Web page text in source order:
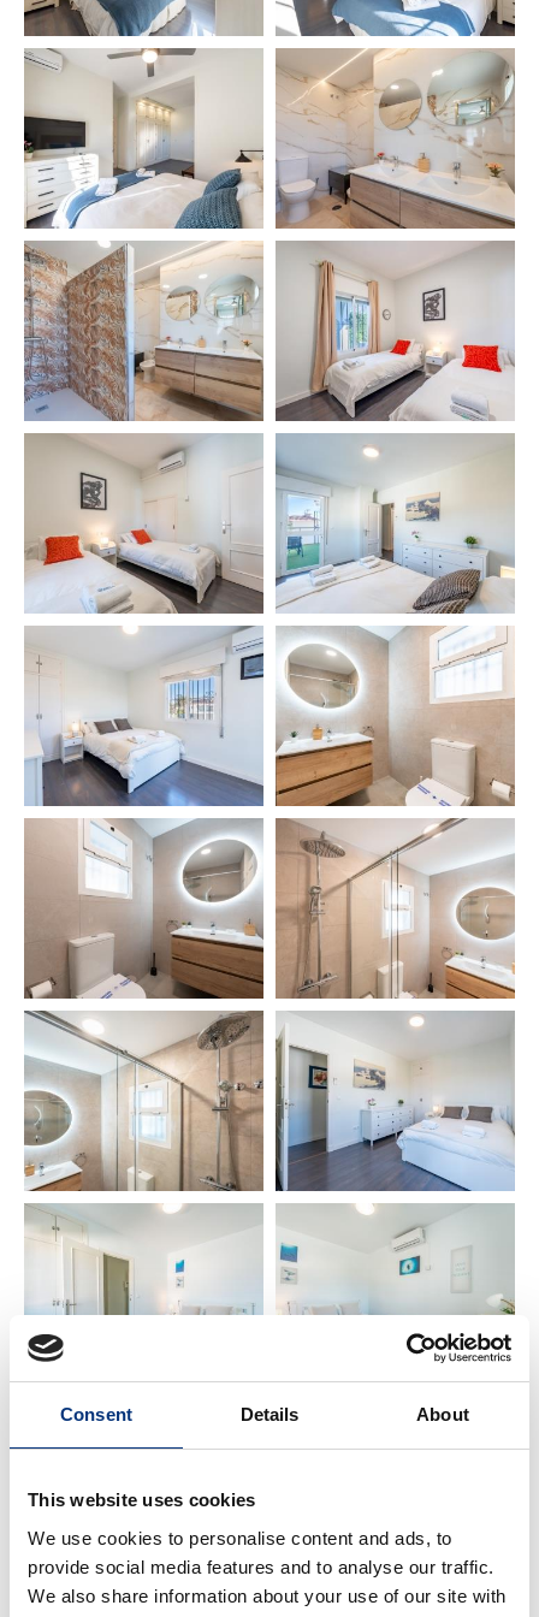
Consent Details About
This website uses cookies
We use cookies to personalise content and ads, to
provide social media features and to analyse our traffic.
We also share information about your use of our site with
– 🛌 Habitación 5: Cama doble (150 x 200 cm)
– 🛌 Habitación 6: Cama doble (150 x 200 cm)
– 🚿 Baño 4: Tocador y plato de ducha
– 🚿 Baño 5: Tocador y plato de ducha
– ✔️ Terraza con vistas al mar y al Puerto Deportivo
🌅
✨ INFORMACIÓN IMPORTANTE
• Para Netflix es necesario tener tu propia cuenta
• Perfecto para familias, parejas, golfistas,
senderistas y viajes de negocios 🏌️‍♂️🥾💼
• Encontrarás un libro con consejos y
recomendaciones locales para explorar
Benalmádena como un residente más 🗺️
• Estamos disponibles para atender cualquier
petición especial que tengas
📍 LUGARES DE INTERÉS CERCANOS
– Aeropuerto de Málaga: 11 km ✈️
– Centro de Málaga: 15 km 🌆
– Torremolinos: 1 km 🌴
– Fuengirola: 12 km 🌊
– Benalmádena Pueblo: 8 km 🏰 (Mariposario,
Templo Budista…)
– Playa: 50 m 🏖️
– Puerto Marina: 100 m ⚓ (gastronomía y Sea Life)
– Selwo Marina: 4 km 🐬
– Tivoli World: 6 km 🎢
– Campo de Golf Torrequebrada: 4 km ⛳
🍸 CARACTERÍSTICAS & AMENITIES
✔️ Lavavajillas
batidora
✔️ Plancha y tabla de planchar
✔️ Lavadora y tendedero